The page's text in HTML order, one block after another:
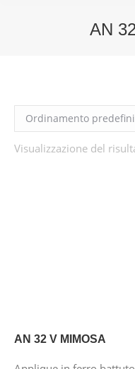
AN
Visualizzazione del
AN 32 V MIMOSA